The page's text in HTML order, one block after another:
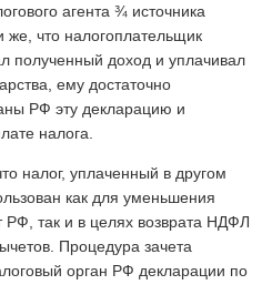
агента ¾ источника
что налогоплательщик
полученный доход и уплачивал
ему достаточно
РФ эту декларацию и
налога.
налог, уплаченный в другом
как для уменьшения
РФ, так и в целях возврата НДФЛ
Процедура зачета
орган РФ декларации по